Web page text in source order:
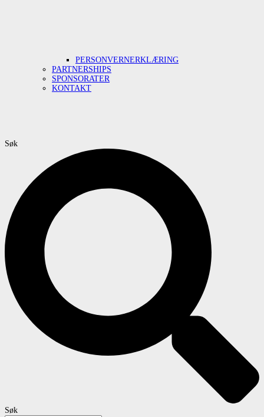
PERSONVERNERKLÆRING
PARTNERSHIPS
SPONSORATER
KONTAKT
Søk
Søk